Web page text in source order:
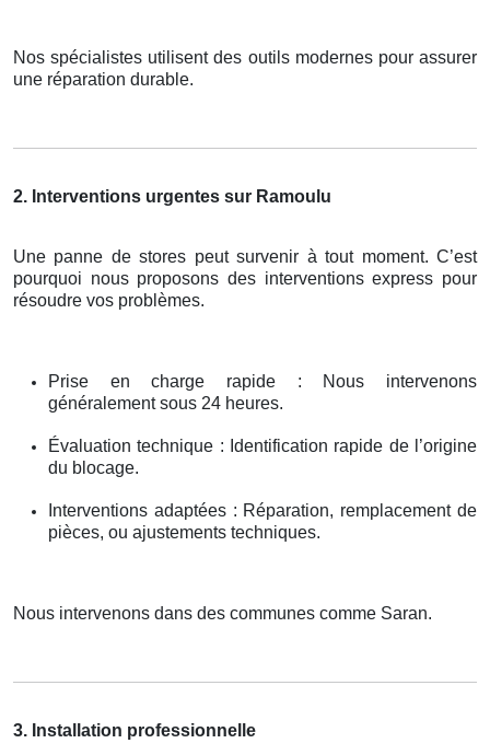
Nos spécialistes utilisent des outils modernes pour assurer
une réparation durable.
2. Interventions urgentes sur Ramoulu
Une panne de stores peut survenir à tout moment. C’est
pourquoi nous proposons des interventions express pour
résoudre vos problèmes.
Prise en charge rapide : Nous intervenons
généralement sous 24 heures.
Évaluation technique : Identification rapide de l’origine
du blocage.
Interventions adaptées : Réparation, remplacement de
pièces, ou ajustements techniques.
Nous intervenons dans des communes comme Saran.
3. Installation professionnelle